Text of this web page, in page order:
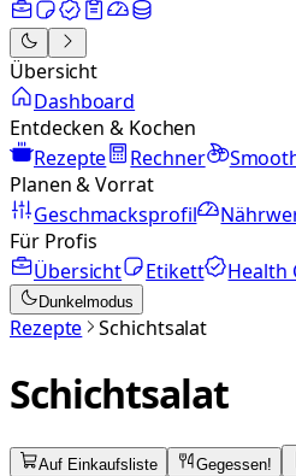
Übersicht
Dashboard
Entdecken & Kochen
Rezepte
Rechner
Planen & Vorrat
Geschmacksprofil
Für Profis
Übersicht
Etikett Health
Dunkelmodus
Rezepte Schichtsalat
Schichtsalat
Auf Einkaufsliste Gegessen!